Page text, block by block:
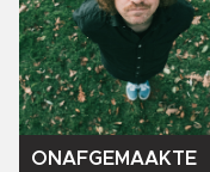
ONAFGEMAAKTE